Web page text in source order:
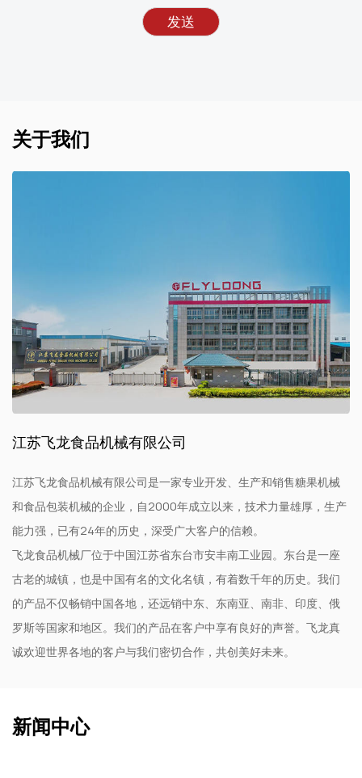
关于我们
江苏飞龙食品机械有限公司
江苏飞龙食品机械有限公司是一家专业开发、生产和销售糖果机械
和食品包装机械的企业，自2000年成立以来，技术力量雄厚，生产
能力强，已有24年的历史，深受广大客户的信赖。
飞龙食品机械厂位于中国江苏省东台市安丰南工业园。东台是一座
古老的城镇，也是中国有名的文化名镇，有着数千年的历史。我们
的产品不仅畅销中国各地，还远销中东、东南亚、南非、印度、俄
罗斯等国家和地区。我们的产品在客户中享有良好的声誉。飞龙真
诚欢迎世界各地的客户与我们密切合作，共创美好未来。
新闻中心